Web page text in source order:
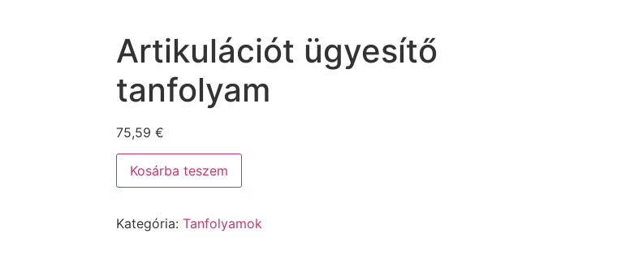
Artikulációt ügyesítő
tanfolyam
75,59 €
Kosárba teszem
Kategória: Tanfolyamok